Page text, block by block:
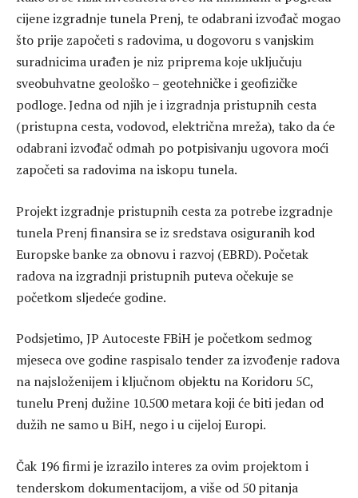
cijene izgradnje tunela Prenj, te odabrani izvođač mogao
što prije započeti s radovima, u dogovoru s vanjskim
suradnicima urađen je niz priprema koje uključuju
sveobuhvatne geološko – geotehničke i geofizičke
podloge. Jedna od njih je i izgradnja pristupnih cesta
(pristupna cesta, vodovod, električna mreža), tako da će
odabrani izvođač odmah po potpisivanju ugovora moći
započeti sa radovima na iskopu tunela.
Projekt izgradnje pristupnih cesta za potrebe izgradnje
tunela Prenj finansira se iz sredstava osiguranih kod
Europske banke za obnovu i razvoj (EBRD). Početak
radova na izgradnji pristupnih puteva očekuje se
početkom sljedeće godine.
Podsjetimo, JP Autoceste FBiH je početkom sedmog
mjeseca ove godine raspisalo tender za izvođenje radova
na najsloženijem i ključnom objektu na Koridoru 5C,
tunelu Prenj dužine 10.500 metara koji će biti jedan od
dužih ne samo u BiH, nego i u cijeloj Europi.
Čak 196 firmi je izrazilo interes za ovim projektom i
tenderskom dokumentacijom, a više od 50 pitanja